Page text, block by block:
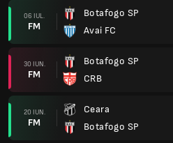
06 IUL.
FM
Botafogo SP
Avai FC
30 IUN.
FM
Botafogo SP
CRB
20 IUN.
FM
Ceara
Botafogo SP